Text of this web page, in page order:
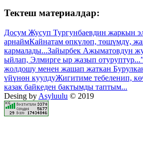
Тектеш материалдар:
Досум Жусуп Тургунбаевдин жаркын
арнаймКайнатам өпкүлөп, төшүмдү,
кармалады...Зайырбек Ажыматовдун
ыйлап, Элмирге ыр жазып
жолдошу менен жашап жаткан
үйүнөн куулдуЖигитиме тебеленип,
казак байкеден бактымды таптым...
Desing by Asyluulu © 2019